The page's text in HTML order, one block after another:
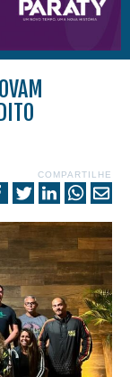
COMPARTILHE